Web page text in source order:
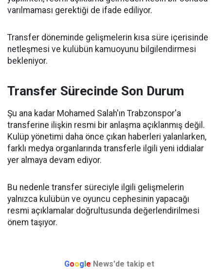
varılmaması gerektiği de ifade ediliyor.
Transfer döneminde gelişmelerin kısa süre içerisinde
netleşmesi ve kulübün kamuoyunu bilgilendirmesi
bekleniyor.
Transfer Sürecinde Son Durum
Şu ana kadar Mohamed Salah'ın Trabzonspor'a
transferine ilişkin resmi bir anlaşma açıklanmış değil.
Kulüp yönetimi daha önce çıkan haberleri yalanlarken,
farklı medya organlarında transferle ilgili yeni iddialar
yer almaya devam ediyor.
Bu nedenle transfer süreciyle ilgili gelişmelerin
yalnızca kulübün ve oyuncu cephesinin yapacağı
resmi açıklamalar doğrultusunda değerlendirilmesi
önem taşıyor.
Google News'de takip et